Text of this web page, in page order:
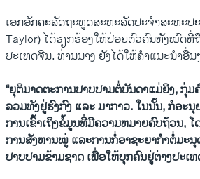
ເອກ​ອັກ​ຄະ​ລັດ​ຖະ​ທູດ​ສະຫະລັດປະ​ຈຳ​ສະ​ຫະ​ປ
Taylor) ໄດ້​ຮຽກ​ຮ້ອງ​ໃຫ້​ປ່ອຍ​ຕົວ​ຄົນ​ທັງ​ໝົດ​
ປະ​ເທດ​ຈີນ. ທ່ານນາງ ຍັງໄດ້ໃຫ້ຄໍາແນະນໍາອື່
“ຍຸຕິ​ມາດ​ຕະການປາບປາມຕໍ່ບັນດາ​ແມ່ຍິງ, ກຸ່
ລວມທັງ​ຢູ່​ຮົງ​ກົງ ແລະ ມາ​ກາວ. ໃນນັ້ນ, ກໍອະ​
ການເຂົ້າເຖິງຂໍ້ມູນທີ່ມີ​ຄວາມ​ຫມາຍຄົບຖ້ວນ,
ການ​ສັງຫານ​ໝູ່​ ແລະ​ການກໍ່ອາຊະຍາ​ກຳ​ຕໍ່​ມະ
ປາບປາມຂ້າມຊາດ ເພື່ອໃຫ້ບຸກຄົນຢູ່ຕ່າງປະເທ